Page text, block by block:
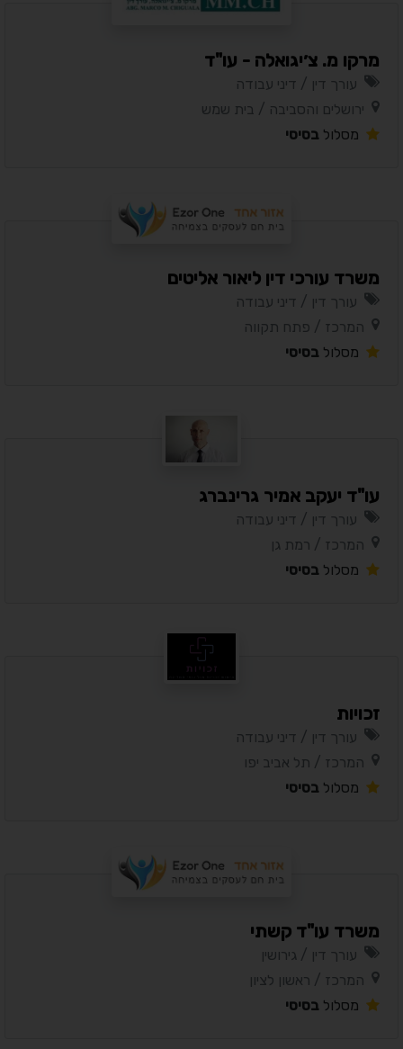
מרקו מ. צ׳יגואלה - עו"ד
עורך דין / דיני עבודה
ירושלים והסביבה / בית שמש
מסלול בסיסי
משרד עורכי דין ליאור אליטים
עורך דין / דיני עבודה
המרכז / פתח תקווה
מסלול בסיסי
עו"ד יעקב אמיר גרינברג
עורך דין / דיני עבודה
המרכז / רמת גן
מסלול בסיסי
זכויות
עורך דין / דיני עבודה
המרכז / תל אביב יפו
מסלול בסיסי
משרד עו"ד קשתי
עורך דין / גירושין
המרכז / ראשון לציון
מסלול בסיסי